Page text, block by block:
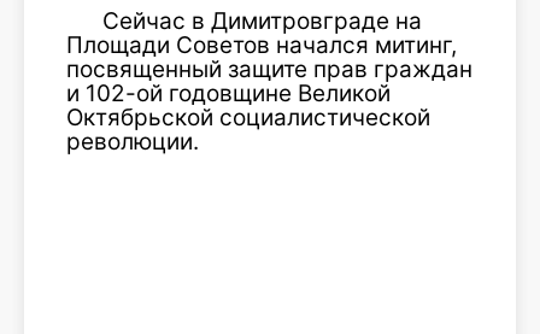
Сейчас в Димитровграде на
Площади Советов начался митинг,
посвященный защите прав граждан
и 102-ой годовщине Великой
Октябрьской социалистической
революции.